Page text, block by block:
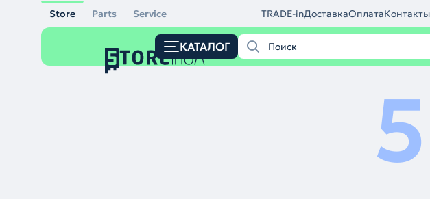
Store Parts Service TRADE-inДоставкаОплатаКонтакты
КАТАЛОГ
5